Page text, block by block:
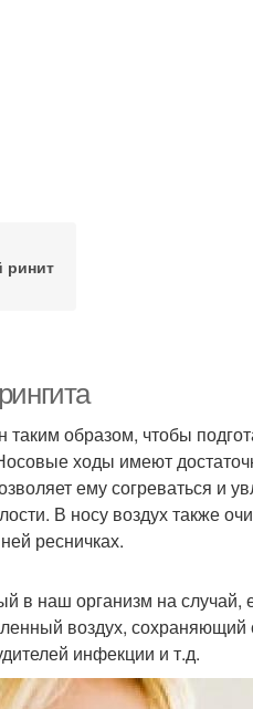
ринит
образом, чтобы
ходы имеют
ему согреваться и
В носу воздух также
ресничках.
в наш организм на случай,
воздух,
инфекции и т.д.